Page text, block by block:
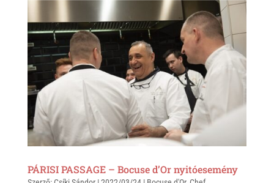
PÁRISI PASSAGE – Bocuse d’Or nyitóesemény